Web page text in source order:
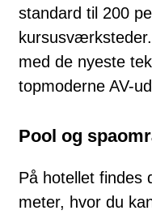
standard til 200
med de nyeste
topmoderne AV-
Pool og
På hotellet findes
meter, hvor du